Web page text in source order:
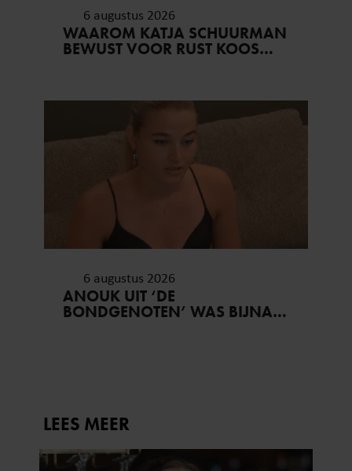
6 augustus 2026
WAAROM KATJA SCHUURMAN
BEWUST VOOR RUST KOOS…
6 augustus 2026
ANOUK UIT ‘DE
BONDGENOTEN’ WAS BIJNA